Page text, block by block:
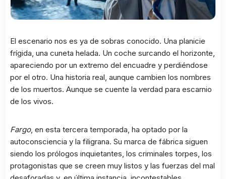
El escenario nos es ya de sobras conocido. Una planicie
frígida, una cuneta helada. Un coche surcando el horizonte,
apareciendo por un extremo del encuadre y perdiéndose
por el otro. Una historia real, aunque cambien los nombres
de los muertos. Aunque se cuente la verdad para escarnio
de los vivos.
Fargo, en esta tercera temporada, ha optado por la
autoconsciencia y la filigrana. Su marca de fábrica siguen
siendo los prólogos inquietantes, los criminales torpes, los
protagonistas que se creen muy listos y las fuerzas del mal